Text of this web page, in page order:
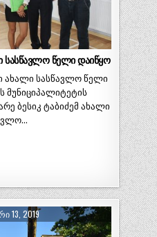
სასწავლო წელი დაიწყო
ახალი სასწავლო წელი
მუნიციპალიტეტის
ბესიკ ტაბიძემ ახალი
13, 2019